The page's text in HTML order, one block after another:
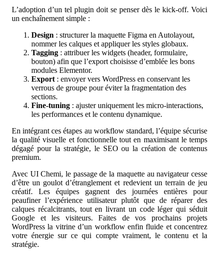
L’adoption d’un tel plugin doit se penser dès le kick-off. Voici
un enchaînement simple :
Design : structurer la maquette Figma en Autolayout,
nommer les calques et appliquer les styles globaux.
Tagging : attribuer les widgets (header, formulaire,
bouton) afin que l’export choisisse d’emblée les bons
modules Elementor.
Export : envoyer vers WordPress en conservant les
verrous de groupe pour éviter la fragmentation des
sections.
Fine-tuning : ajuster uniquement les micro-interactions,
les performances et le contenu dynamique.
En intégrant ces étapes au workflow standard, l’équipe sécurise
la qualité visuelle et fonctionnelle tout en maximisant le temps
dégagé pour la stratégie, le SEO ou la création de contenus
premium.
Avec UI Chemi, le passage de la maquette au navigateur cesse
d’être un goulot d’étranglement et redevient un terrain de jeu
créatif. Les équipes gagnent des journées entières pour
peaufiner l’expérience utilisateur plutôt que de réparer des
calques récalcitrants, tout en livrant un code léger qui séduit
Google et les visiteurs. Faites de vos prochains projets
WordPress la vitrine d’un workflow enfin fluide et concentrez
votre énergie sur ce qui compte vraiment, le contenu et la
stratégie.